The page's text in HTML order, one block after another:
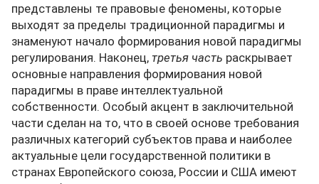
представлены те правовые феномены, которые
выходят за пределы традиционной парадигмы и
знаменуют начало формирования новой парадигмы
регулирования. Наконец, третья часть раскрывает
основные направления формирования новой
парадигмы в праве интеллектуальной
собственности. Особый акцент в заключительной
части сделан на то, что в своей основе требования
различных категорий субъектов права и наиболее
актуальные цели государственной политики в
странах Европейского союза, России и США имеют